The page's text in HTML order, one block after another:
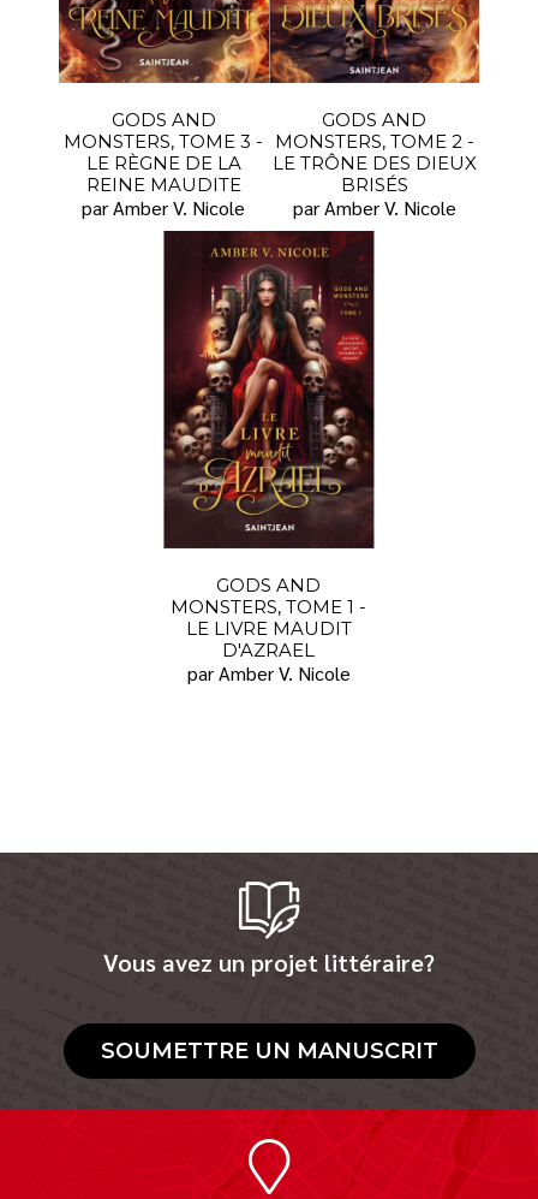
GODS AND
MONSTERS, TOME 3 -
LE RÈGNE DE LA
REINE MAUDITE
par Amber V. Nicole
GODS AND
MONSTERS, TOME 2 -
LE TRÔNE DES DIEUX
BRISÉS
par Amber V. Nicole
GODS AND
MONSTERS, TOME 1 -
LE LIVRE MAUDIT
D'AZRAEL
par Amber V. Nicole
Vous avez un projet littéraire?
SOUMETTRE UN MANUSCRIT